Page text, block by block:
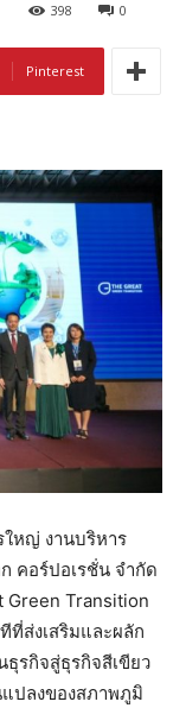
398 0
Pinterest
ใหญ่ งานบริหาร
คอร์ปอเรชั่น จำกัด
Green Transition
ที่ส่งเสริมและผลัก
รกิจสู่ธุรกิจสีเขียว
แปลงของสภาพภูมิ